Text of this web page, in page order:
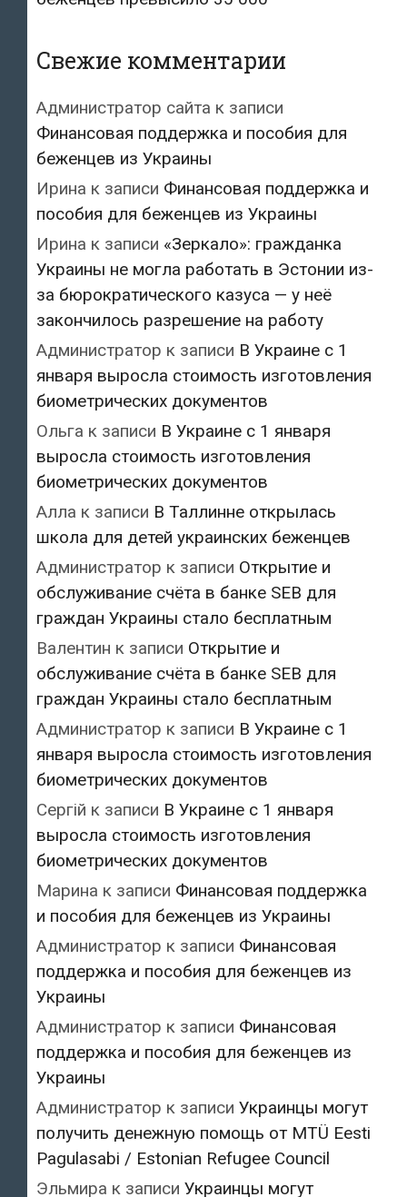
Свежие комментарии
Администратор сайта к записи
Финансовая поддержка и пособия для
беженцев из Украины
Ирина к записи Финансовая поддержка и
пособия для беженцев из Украины
Ирина к записи «Зеркало»: гражданка
Украины не могла работать в Эстонии из-
за бюрократического казуса — у неё
закончилось разрешение на работу
Администратор к записи В Украине с 1
января выросла стоимость изготовления
биометрических документов
Ольга к записи В Украине с 1 января
выросла стоимость изготовления
биометрических документов
Алла к записи В Таллинне открылась
школа для детей украинских беженцев
Администратор к записи Открытие и
обслуживание счёта в банке SEB для
граждан Украины стало бесплатным
Валентин к записи Открытие и
обслуживание счёта в банке SEB для
граждан Украины стало бесплатным
Администратор к записи В Украине с 1
января выросла стоимость изготовления
биометрических документов
Сергій к записи В Украине с 1 января
выросла стоимость изготовления
биометрических документов
Марина к записи Финансовая поддержка
и пособия для беженцев из Украины
Администратор к записи Финансовая
поддержка и пособия для беженцев из
Украины
Администратор к записи Финансовая
поддержка и пособия для беженцев из
Украины
Администратор к записи Украинцы могут
получить денежную помощь от MTÜ Eesti
Pagulasabi / Estonian Refugee Council
Эльмира к записи Украинцы могут